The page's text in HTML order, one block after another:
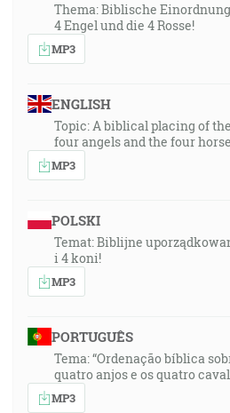
Thema: Biblische
4 Engel und die 4 Rosse!
MP3
ENGLISH
Topic: A biblical placing of
four angels and the four
MP3
POLSKI
Temat: Biblijne
i 4 koni!
MP3
PORTUGUÊS
Tema: “Ordenação bíblica
quatro anjos e os quatro
MP3